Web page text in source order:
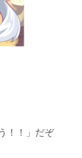
！！」だぞ